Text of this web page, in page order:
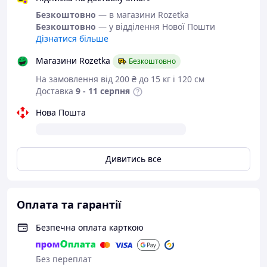
проводять в русі.
Підошва у взутті пружна й
еластична, дуже добре
розпеченому піску й по
Взуття легко чиститься і
миється під струменем води, так
і в пральній машині.
Таке взуття підійде не тільки
прогулянок по місту, причому
користуватися ним можна цілий
В наявності розміри:
46, 47, 48.
Безкоштовно — в магазини Rozetka
Безкоштовно — у відділення Нової Пошти
Дізнатися більше
Магазини Rozetka
Безкоштовно
На замовлення від 200 ₴ до 15 кг і 120 см
Доставка 9 - 11 серпня
Нова Пошта
Дивитись все
Оплата та гарантії
Безпечна оплата карткою
Без переплат